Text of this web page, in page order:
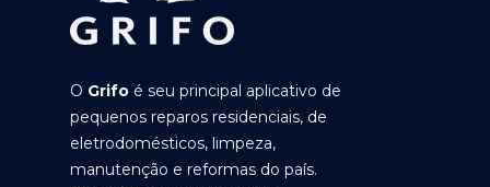
O Grifo é seu principal aplicativo de
pequenos reparos residenciais, de
eletrodomésticos, limpeza,
manutenção e reformas do país.